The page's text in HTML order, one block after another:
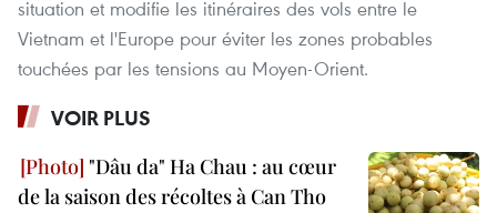
situation et modifie les itinéraires des vols entre le
Vietnam et l'Europe pour éviter les zones probables
touchées par les tensions au Moyen-Orient.
VOIR PLUS
"Dâu da" Ha Chau : au cœur
de la saison des récoltes à Can Tho